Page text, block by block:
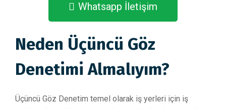
Whatsapp İletişim
Neden Üçüncü Göz
Denetimi Almalıyım?
Üçüncü Göz Denetim temel olarak iş yerleri için iş